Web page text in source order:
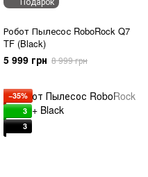
Робот Пылесос RoboRock Q7
TF (Black)
5 999 грн 8 999 грн
−35%
3
3